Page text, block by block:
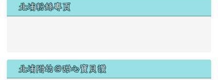
北埔粉絲專頁
北埔附幼＠甜心寶貝讚